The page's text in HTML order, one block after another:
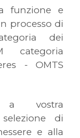
funzione e
processo di
dei
categoria
- OMTS
vostra
di
e alla